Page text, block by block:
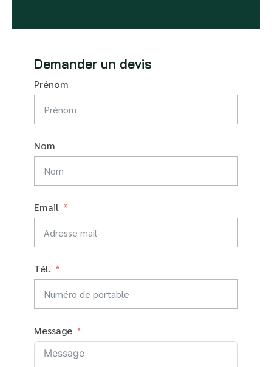
Demander un devis
Prénom
Nom
Email
Tél.
Message